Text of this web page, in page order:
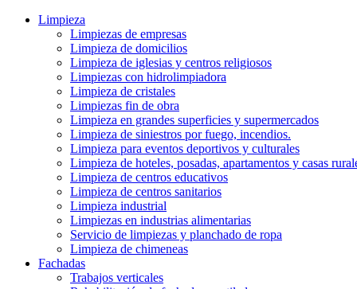
Limpieza
Limpiezas de empresas
Limpieza de domicilios
Limpieza de iglesias y centros religiosos
Limpiezas con hidrolimpiadora
Limpieza de cristales
Limpiezas fin de obra
Limpieza en grandes superficies y supermercados
Limpieza de siniestros por fuego, incendios.
Limpieza para eventos deportivos y culturales
Limpieza de hoteles, posadas, apartamentos y casas
Limpieza de centros educativos
Limpieza de centros sanitarios
Limpieza industrial
Limpiezas en industrias alimentarias
Servicio de limpiezas y planchado de ropa
Limpieza de chimeneas
Fachadas
Trabajos verticales